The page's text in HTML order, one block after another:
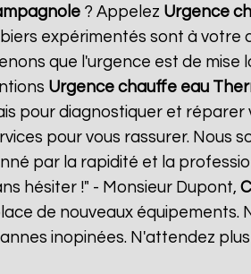
? Appelez Urgence
expérimentés sont à votre
que l'urgence est de mise
Urgence chauffe eau
pour diagnostiquer et
pour vous rassurer. Nous
par la rapidité et la
hésiter !" - Monsieur Dupont,
de nouveaux équipements.
inopinées. N'attendez